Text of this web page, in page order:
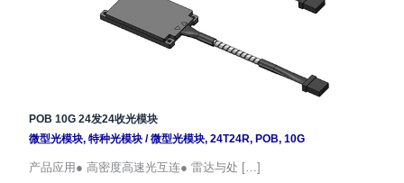
POB 10G 24发24收光模块
微型光模块, 特种光模块/微型光模块, 24T24R, POB, 10G
产品应用● 高密度高速光互连● 雷达与处 […]